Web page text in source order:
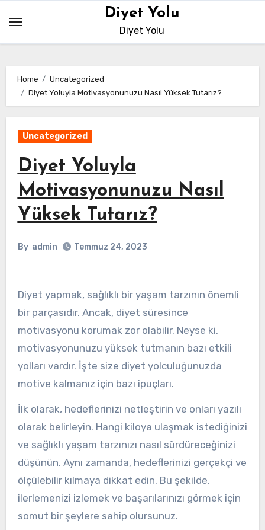
content
Diyet Yolu
Diyet Yolu
Home
Uncategorized
Diyet Yoluyla Motivasyonunuzu Nasıl Yüksek Tutarız?
Uncategorized
Diyet Yoluyla
Motivasyonunuzu Nasıl
Yüksek Tutarız?
By admin Temmuz 24, 2023
Diyet yapmak, sağlıklı bir yaşam tarzının önemli
bir parçasıdır. Ancak, diyet süresince
motivasyonu korumak zor olabilir. Neyse ki,
motivasyonunuzu yüksek tutmanın bazı etkili
yolları vardır. İşte size diyet yolculuğunuzda
motive kalmanız için bazı ipuçları.
İlk olarak, hedeflerinizi netleştirin ve onları yazılı
olarak belirleyin. Hangi kiloya ulaşmak istediğinizi
ve sağlıklı yaşam tarzınızı nasıl sürdüreceğinizi
düşünün. Aynı zamanda, hedeflerinizi gerçekçi ve
ölçülebilir kılmaya dikkat edin. Bu şekilde,
ilerlemenizi izlemek ve başarılarınızı görmek için
somut bir şeylere sahip olursunuz.